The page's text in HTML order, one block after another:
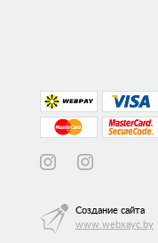
Создание сайта
www.webxayc.by